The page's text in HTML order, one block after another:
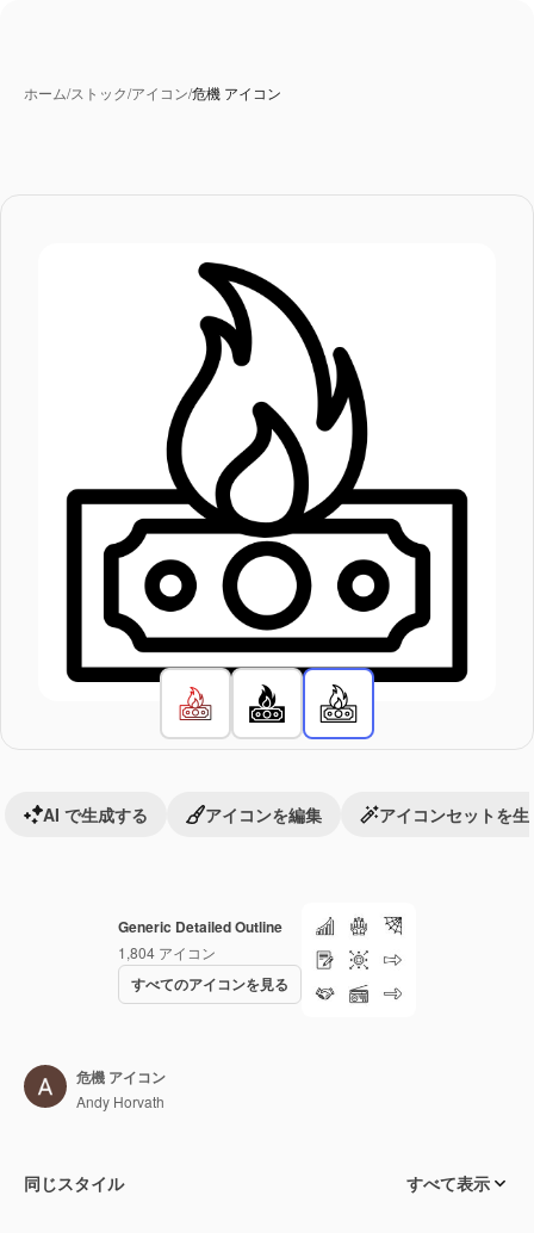
ホーム/ストック/アイコン/危機 アイコン
Generic Detailed Outline
1,804 アイコン
すべてのアイコンを見る
AI で生成する アイコンを編集 アイコンセットを生
危機 アイコン
Andy Horvath
同じスタイル すべて表示